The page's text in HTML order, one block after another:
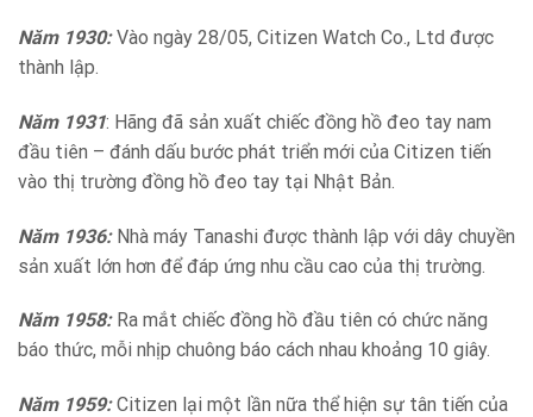
Năm 1930:Vào ngày 28/05, Citizen Watch Co., Ltd được
thành lập.
Năm 1931: Hãng đã sản xuất chiếc đồng hồ đeo tay nam
đầu tiên – đánh dấu bước phát triển mới của Citizen tiến
vào thị trường đồng hồ đeo tay tại Nhật Bản.
Năm 1936:Nhà máy Tanashi được thành lập với dây chuyền
sản xuất lớn hơn để đáp ứng nhu cầu cao của thị trường.
Năm 1958:Ra mắt chiếc đồng hồ đầu tiên có chức năng
báo thức, mỗi nhịp chuông báo cách nhau khoảng 10 giây.
Năm 1959:Citizen lại một lần nữa thể hiện sự tân tiến của